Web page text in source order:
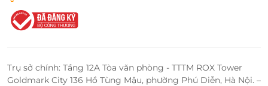
vật chất hiện đại
Trụ sở chính: Tầng 12A Tòa văn phòng - TTTM ROX Tower
Goldmark City 136 Hồ Tùng Mậu, phường Phú Diễn, Hà Nội. –